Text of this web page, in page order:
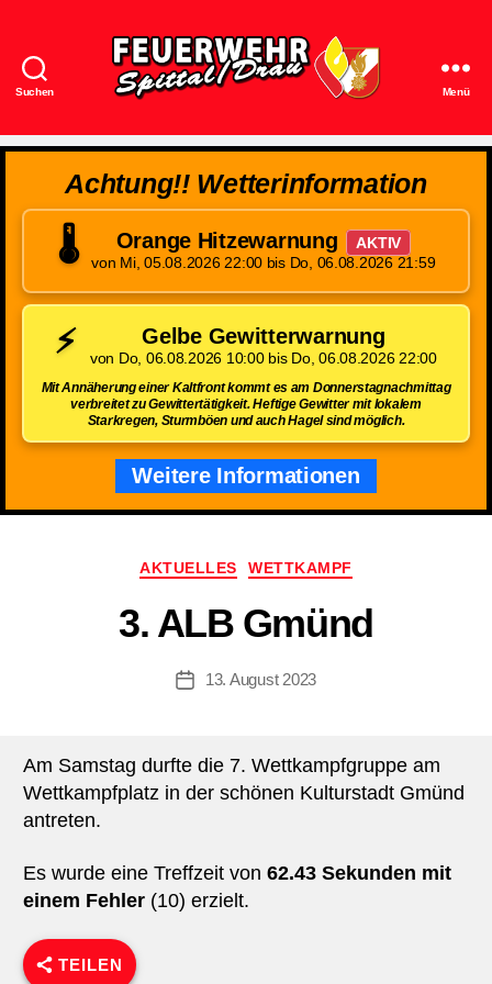
Suchen
Spittal/Drau
Menü
Achtung!! Wetterinformation
🌡️ Orange Hitzewarnung
AKTIV
von Mi, 05.08.2026 22:00 bis Do, 06.08.2026 21:59
⚡ Gelbe Gewitterwarnung
von Do, 06.08.2026 10:00 bis Do, 06.08.2026 22:00
Mit Annäherung einer Kaltfront kommt es am Donnerstagnachmittag
verbreitet zu Gewittertätigkeit. Heftige Gewitter mit lokalem
Starkregen, Sturmböen und auch Hagel sind möglich.
Weitere Informationen
Kategorien
AKTUELLES WETTKAMPF
3. ALB Gmünd
Beitragsdatum
13. August 2023
Am Samstag durfte die 7. Wettkampfgruppe am
Wettkampfplatz in der schönen Kulturstadt Gmünd
antreten.
Es wurde eine Treffzeit von 62.43 Sekunden mit
einem Fehler(10) erzielt.
TEILEN